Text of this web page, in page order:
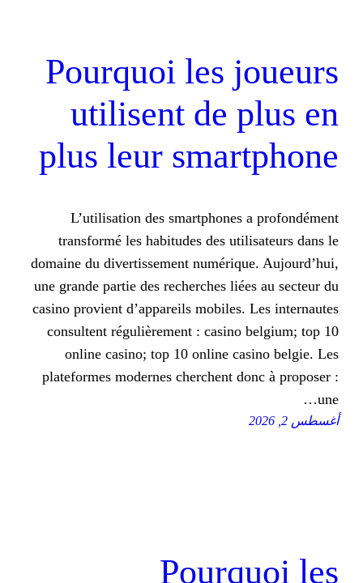
Pourquoi les
utilisent de
plus leur
L’utilisation des
transformé les habitudes des
domaine du divertissement
une grande partie des recherches
casino provient d’appareils
consultent régulièrement :
online casino; top 10 online
plateformes modernes cherchent